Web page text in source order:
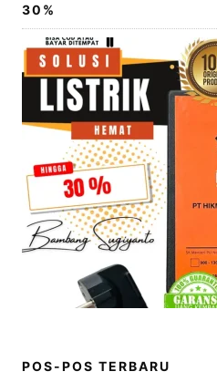
30%
POS-POS TERBARU